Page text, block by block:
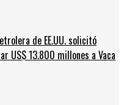
de EE.UU. solicitó
US$ 13.800 millones a Vaca